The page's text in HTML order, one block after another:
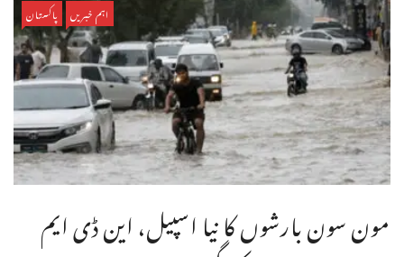
اہم خبریں پاکستان
مون سون بارشوں کا نیا اسپیل، این ڈی ایم